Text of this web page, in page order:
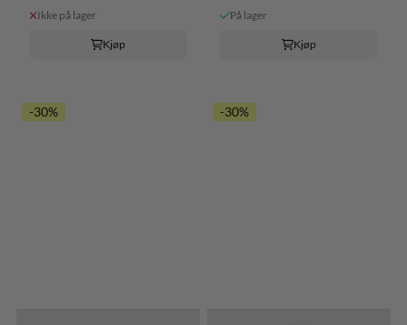
Ikke på lager
Kjøp
På lager
Kjøp
-30% -30%